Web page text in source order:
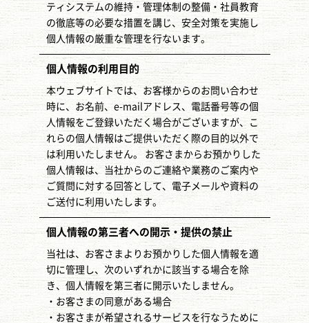
ティシステムの維持・管理体制の整備・社員教育
の徹底等の必要な措置を講じ、安全対策を実施し
個人情報の厳重な管理を行ないます。
個人情報の利用目的
本ウェブサイトでは、お客様からのお問い合わせ
時に、お名前、e-mailアドレス、電話番号等の個
人情報をご登録いただく場合がございますが、こ
れらの個人情報はご提供いただく際の目的以外で
は利用いたしません。 お客さまからお預かりした
個人情報は、当社からのご連絡や業務のご案内や
ご質問に対する回答として、電子メールや資料の
ご送付に利用いたします。
個人情報の第三者への開示・提供の禁止
当社は、お客さまよりお預かりした個人情報を適
切に管理し、次のいずれかに該当する場合を除
き、個人情報を第三者に開示いたしません。
・お客さまの同意がある場合
・お客さまが希望されるサービスを行なうために